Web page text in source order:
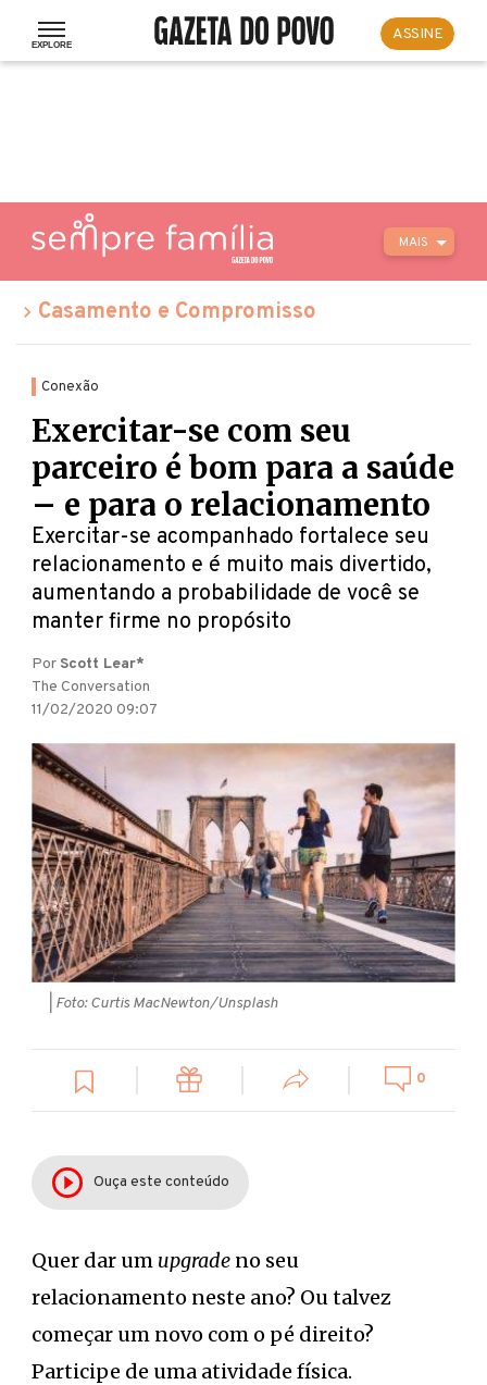
ASSINE
MAIS
Casamento e Compromisso
Conexão
Exercitar-se com seu
parceiro é bom para a saúde
– e para o relacionamento
Exercitar-se acompanhado fortalece seu
relacionamento e é muito mais divertido,
aumentando a probabilidade de você se
manter firme no propósito
Por Scott Lear*
The Conversation
11/02/2020 09:07
| Foto: Curtis MacNewton/Unsplash
0
Ouça este conteúdo
Quer dar um upgrade no seu
relacionamento neste ano? Ou talvez
começar um novo com o pé direito?
Participe de uma atividade física.